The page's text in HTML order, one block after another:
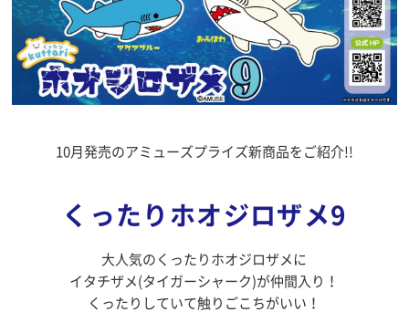
10月発売のアミューズプライズ新商品をご紹介!!
くったりホオジロザメ9
大人気のくったりホオジロザメに
イタチザメ(タイガーシャーク)が仲間入り！
くったりしていて触りごこちがいい！